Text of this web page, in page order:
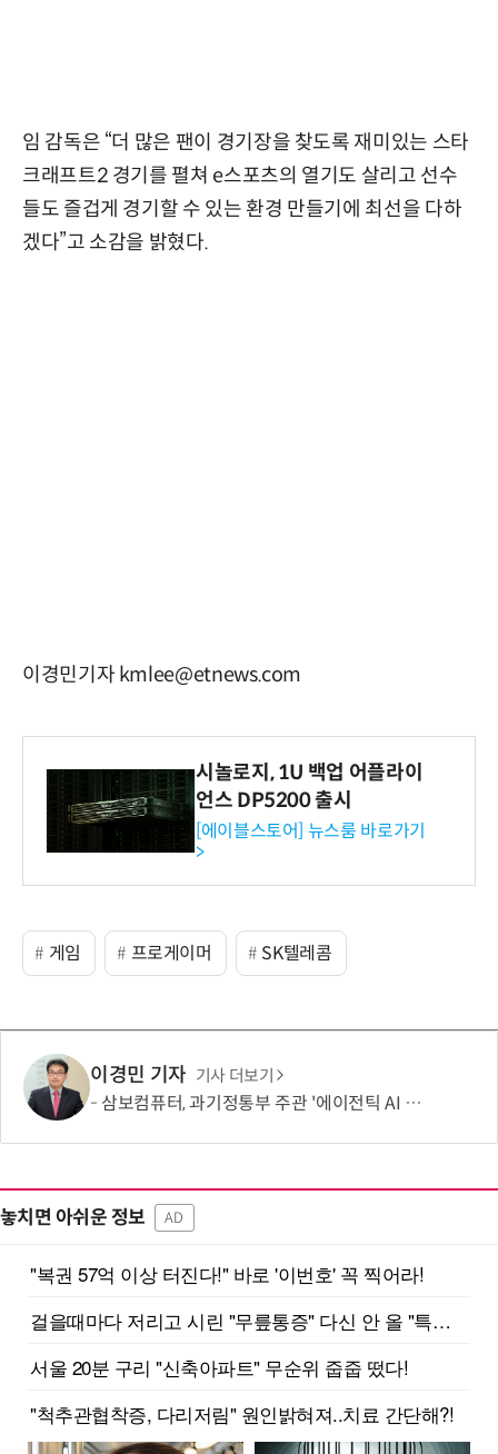
임 감독은 “더 많은 팬이 경기장을 찾도록 재미있는 스타
크래프트2 경기를 펼쳐 e스포츠의 열기도 살리고 선수
들도 즐겁게 경기할 수 있는 환경 만들기에 최선을 다하
겠다”고 소감을 밝혔다.
이경민기자 kmlee@etnews.com
시놀로지, 1U 백업 어플라이
언스 DP5200 출시
[에이블스토어] 뉴스룸 바로가기
>
게임 프로게이머 SK텔레콤
이경민 기자 기사 더보기
삼보컴퓨터, 과기정통부 주관 '에이전틱 AI 얼라이언스' 기술분과 참여
놓치면 아쉬운 정보 AD